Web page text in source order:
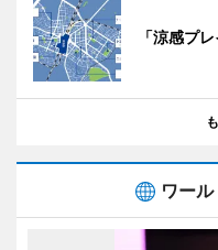
「涼感プ
ワー